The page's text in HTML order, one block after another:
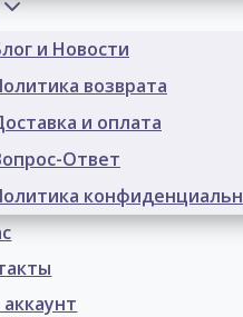
и Новости
возврата
и оплата
Ответ